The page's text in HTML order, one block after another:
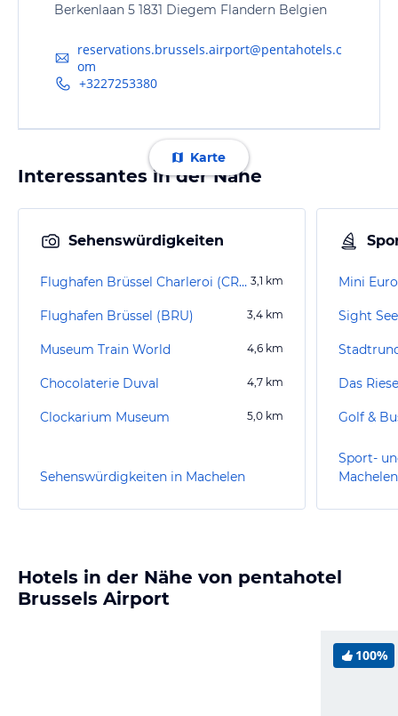
Berkenlaan 5 1831 Diegem Flandern Belgien
reservations.brussels.airport@pentahotels.c
om
+3227253380
Karte
Interessantes in der Nähe
Sehenswürdigkeiten
Flughafen Brüssel Charleroi (CRL) 3,1 km
Flughafen Brüssel (BRU) 3,4 km
Museum Train World 4,6 km
Chocolaterie Duval 4,7 km
Clockarium Museum 5,0 km
Sehenswürdigkeiten in Machelen
Mini
Sight
Das
Sport-
Machelen
Hotels in der Nähe von pentahotel
Brussels Airport
100%